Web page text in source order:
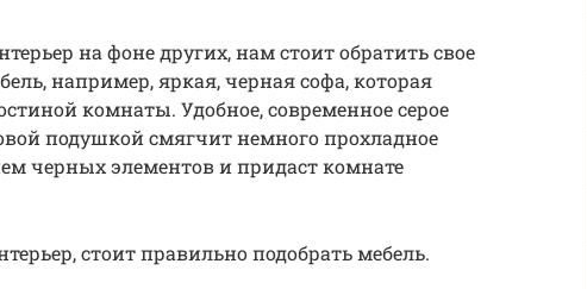
на фоне других, нам стоит обратить свое
например, яркая, черная софа, которая
комнаты. Удобное, современное серое
подушкой смягчит немного прохладное
черных элементов и придаст комнате
стоит правильно подобрать мебель.